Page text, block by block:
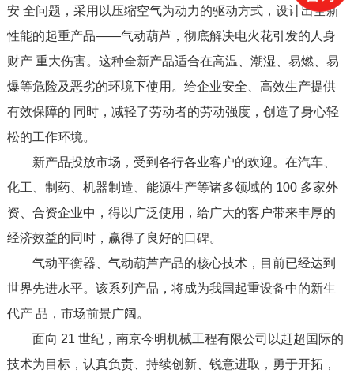
安 全问题，采用以压缩空气为动力的驱动方式，设计出全新
性能的起重产品——气动葫芦，彻底解决电火花引发的人身
财产 重大伤害。这种全新产品适合在高温、潮湿、易燃、易
爆等危险及恶劣的环境下使用。给企业安全、高效生产提供
有效保障的 同时，减轻了劳动者的劳动强度，创造了身心轻
松的工作环境。
新产品投放市场，受到各行各业客户的欢迎。在汽车、
化工、制药、机器制造、能源生产等诸多领域的 100 多家外
资、合资企业中，得以广泛使用，给广大的客户带来丰厚的
经济效益的同时，赢得了良好的口碑。
气动平衡器、气动葫芦产品的核心技术，目前已经达到
世界先进水平。该系列产品，将成为我国起重设备中的新生
代产 品，市场前景广阔。
面向 21 世纪，南京今明机械工程有限公司以赶超国际的
技术为目标，认真负责、持续创新、锐意进取，勇于开拓，